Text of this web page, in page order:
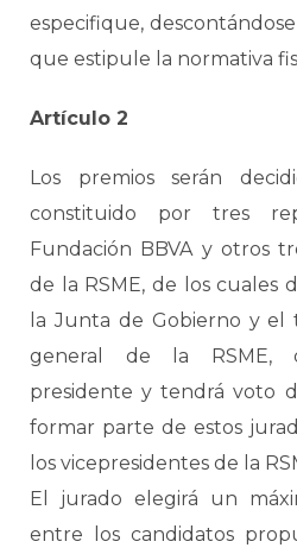
especifique,
que estipule la normativa
Artículo 2
Los premios serán
constituido por tres
Fundación BBVA y otros
de la RSME, de los cuales
la Junta de Gobierno y el
general de la RSME,
presidente y tendrá voto
formar parte de estos
los vicepresidentes de la
El jurado elegirá un
entre los candidatos